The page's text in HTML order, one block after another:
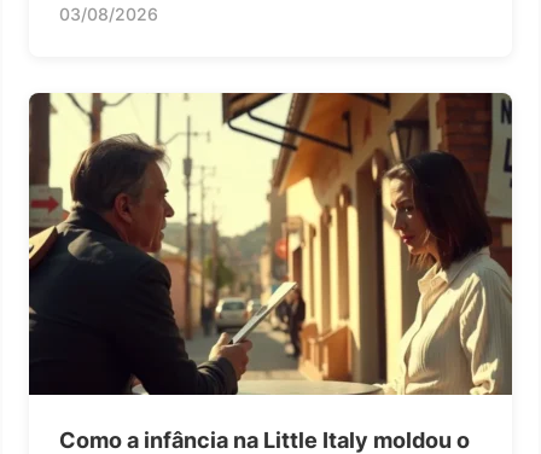
03/08/2026
Como a infância na Little Italy moldou o